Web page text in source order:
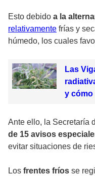
Esto debido a la
relativamente frías y
húmedo, los cuales
Las
y cómo
Ante ello, la Secretaría
de 15 avisos
evitar situaciones de
Los frentes fríos se